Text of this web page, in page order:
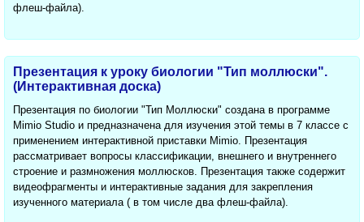
флеш-файла).
Презентация к уроку биологии "Тип моллюски".
(Интерактивная доска)
Презентация по биологии "Тип Моллюски" создана в программе
Mimio Studio и предназначена для изучения этой темы в 7 классе с
применением интерактивной приставки Mimio. Презентация
рассматривает вопросы классификации, внешнего и внутреннего
строение и размножения моллюсков. Презентация также содержит
видеофрагменты и интерактивные задания для закрепления
изученного материала ( в том числе два флеш-файла).